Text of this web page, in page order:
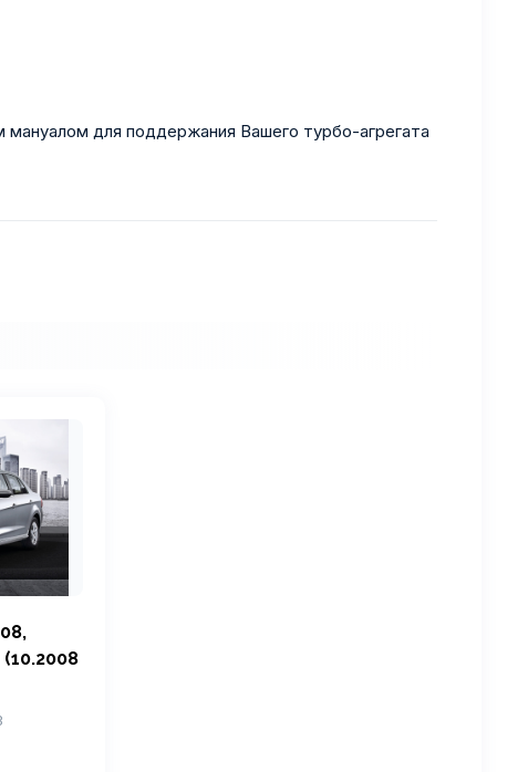
для поддержания Вашего турбо-агрегата